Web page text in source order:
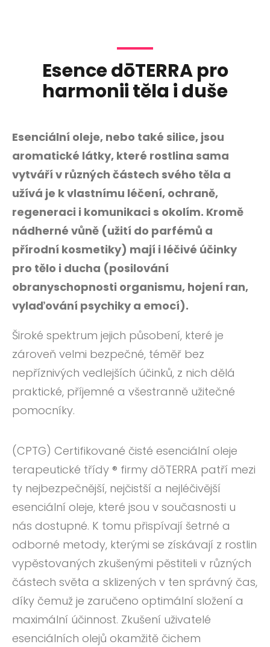
Esence dōTERRA pro
harmonii těla i duše
Esenciální oleje, nebo také silice, jsou
aromatické látky, které rostlina sama
vytváří v různých částech svého těla a
užívá je k vlastnímu léčení, ochraně,
regeneraci i komunikaci s okolím. Kromě
nádherné vůně (užití do parfémů a
přírodní kosmetiky) mají i léčivé účinky
pro tělo i ducha (posilování
obranyschopnosti organismu, hojení ran,
vylaďování psychiky a emocí).
Široké spektrum jejich působení, které je
zároveň velmi bezpečné, téměř bez
nepříznivých vedlejších účinků, z nich dělá
praktické, příjemné a všestranně užitečné
pomocníky.
(CPTG) Certifikované čisté esenciální oleje
terapeutické třídy ® firmy dōTERRA patří mezi
ty nejbezpečnější, nejčistší a nejléčivější
esenciální oleje, které jsou v současnosti u
nás dostupné. K tomu přispívají šetrné a
odborné metody, kterými se získávají z rostlin
vypěstovaných zkušenými pěstiteli v různých
částech světa a sklizených v ten správný čas,
díky čemuž je zaručeno optimální složení a
maximální účinnost. Zkušení uživatelé
esenciálních olejů okamžitě čichem